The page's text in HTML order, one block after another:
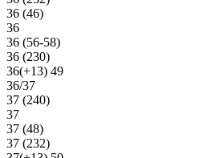
36 (46)
36
36 (56-58)
36 (230)
36(+13) 49
36/37
37 (240)
37
37 (48)
37 (232)